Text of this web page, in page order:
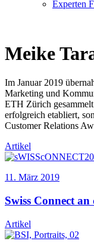
Experten
Meike
Im Januar 2019
Marketing und
ETH Zürich
erfolgreich etabliert,
Customer Relations
Artikel
11. März 2019
Swiss Connect
Artikel